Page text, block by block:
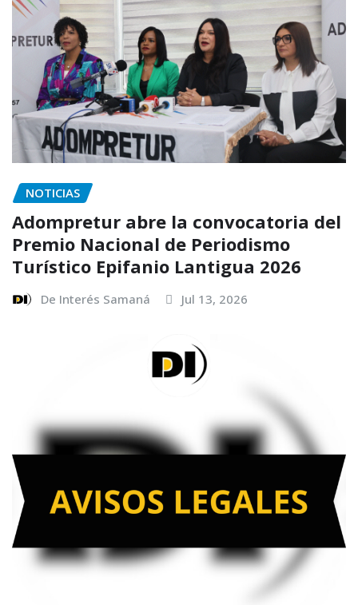
NOTICIAS
Adompretur abre la convocatoria del
Premio Nacional de Periodismo
Turístico Epifanio Lantigua 2026
De Interés Samaná Jul 13, 2026